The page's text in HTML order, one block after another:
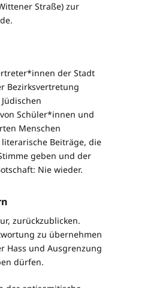
Straße) zur
der Stadt
Bezirksvertretung
Schüler*innen und
Menschen
Beiträge, die
geben und der
Nie wieder.
zurückzublicken.
zu übernehmen
Hass und Ausgrenzung
dürfen.